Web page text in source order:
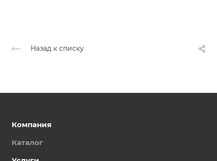
Назад к списку
Компания
Каталог